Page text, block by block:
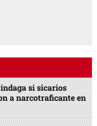
si sicarios
a narcotraficante en